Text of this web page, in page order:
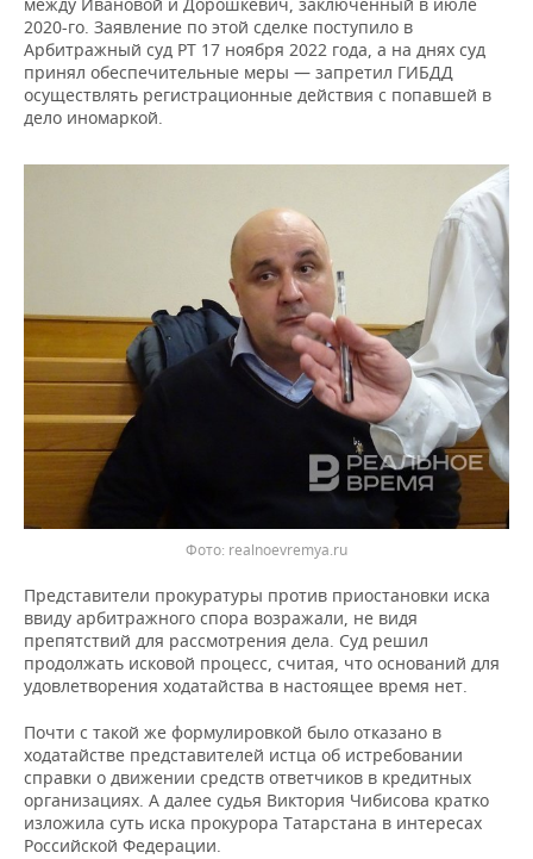
между Ивановой и Дорошкевич, заключенный в июле
2020-го. Заявление по этой сделке поступило в
Арбитражный суд РТ 17 ноября 2022 года, а на днях суд
принял обеспечительные меры — запретил ГИБДД
осуществлять регистрационные действия с попавшей в
дело иномаркой.
realnoevremya.ru
Представители прокуратуры против приостановки иска
ввиду арбитражного спора возражали, не видя
препятствий для рассмотрения дела. Суд решил
продолжать исковой процесс, считая, что оснований для
удовлетворения ходатайства в настоящее время нет.
Почти с такой же формулировкой было отказано в
ходатайстве представителей истца об истребовании
справки о движении средств ответчиков в кредитных
организациях. А далее судья Виктория Чибисова кратко
изложила суть иска прокурора Татарстана в интересах
Российской Федерации.